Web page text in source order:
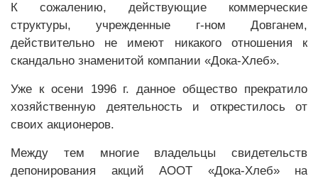
К сожалению, действующие коммерческие
структуры, учрежденные г-ном Довганем,
действительно не имеют никакого отношения к
скандально знаменитой компании «Дока-Хлеб».
Уже к осени 1996 г. данное общество прекратило
хозяйственную деятельность и открестилось от
своих акционеров.
Между тем многие владельцы свидетельств
депонирования акций АООТ «Дока-Хлеб» на